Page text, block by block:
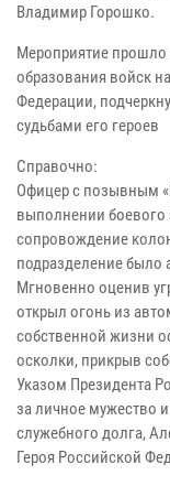
Владимир Горошко.
Мероприятие прошло
образования войск
Федерации,
судьбами его героев
Справочно:
Офицер с позывным
выполнении боевого
сопровождение
подразделение было
Мгновенно оценив
открыл огонь из
собственной жизни
осколки, прикрыв
Указом Президента
за личное мужество
служебного долга,
Героя Российской